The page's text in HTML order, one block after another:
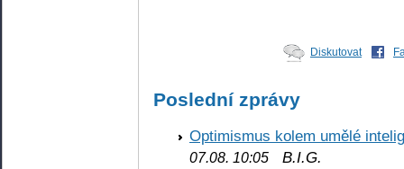
Diskutovat
Poslední zprávy
Optimismus kolem umělé
07.08. 10:05 B.I.G.